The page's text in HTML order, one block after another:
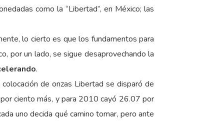
como la “Libertad”, en México; las
lo cierto es que los fundamentos para
por un lado, se sigue desaprovechando la
.
de onzas Libertad se disparó de
ciento más, y para 2010 cayó 26.07 por
uno decida qué camino tomar, pero ante